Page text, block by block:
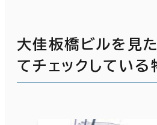
大佳板橋ビルを見
てチェックしている